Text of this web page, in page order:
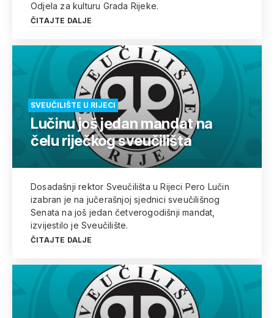
Odjela za kulturu Grada Rijeke.
ČITAJTE DALJE
SVEUČILIŠTE U RIJECI
Lučinu još jedan mandat na
čelu riječkog sveučilišta
Dosadašnji rektor Sveučilišta u Rijeci Pero Lučin
izabran je na jučerašnjoj sjednici sveučilišnog
Senata na još jedan četverogodišnji mandat,
izvijestilo je Sveučilište.
ČITAJTE DALJE